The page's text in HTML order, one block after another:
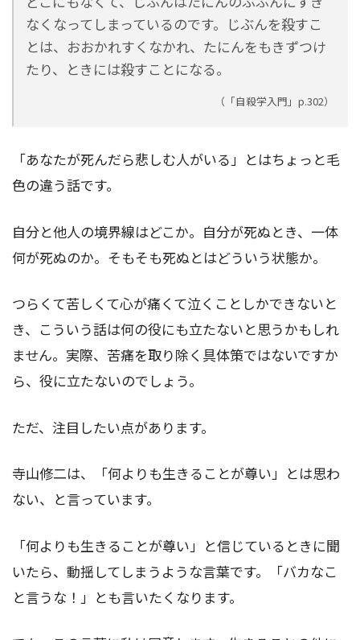
なくなってしまっているのです。じぶんを殺すこ
とは、おおかれすくなかれ、たにんをもきずつけ
たり、ときには殺すことになる。
（「自殺学入門」p.302）
「あなたが死んだら悲しむ人がいる」とはちょっと毛
色の違う話です。
自分と他人の境界線はどこか。自分が死ぬとき、一体
何が死ぬのか。そもそも死ぬとはどういう状態か。
つらくて苦しくて心が痛くて泣くことしかできないと
き、こういう話は何の役にも立たないと思うかもしれ
ません。実際、苦痛を取り除く具体策ではないですか
ら、役に立たないのでしょう。
ただ、注目したい点があります。
寺山修二は、「何よりも生きることが尊い」とは思わ
ない、と言っています。
「何よりも生きることが尊い」と信じているときに聞
いたら、動揺してしまうような言葉です。「バカなこ
と言うな！」とも言いたくなります。